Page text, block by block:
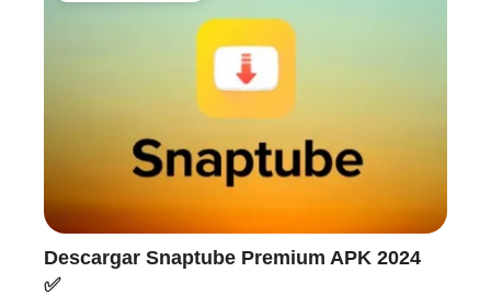
Descargar Snaptube Premium APK 2024
✅